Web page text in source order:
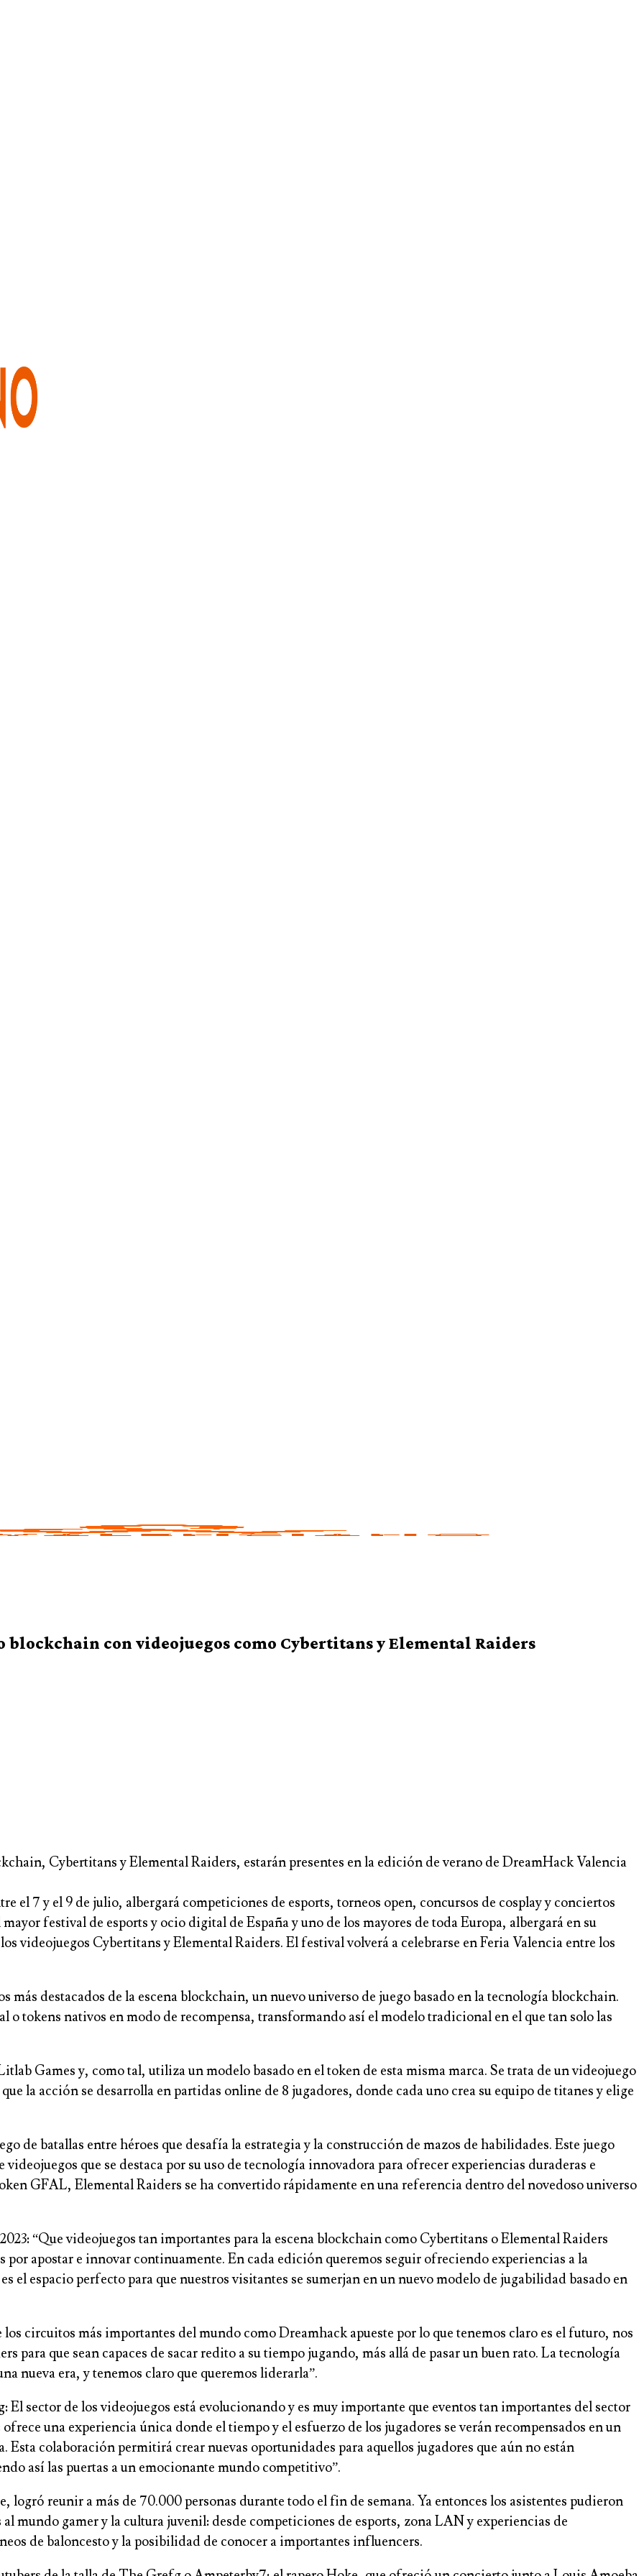
blockchain con videojuegos como Cybertitans y Elemental Raiders
Cybertitans y Elemental Raiders, estarán presentes en la edición de verano de DreamHack Valencia
el 7 y el 9 de julio, albergará competiciones de esports, torneos open, concursos de cosplay y conciertos
festival de esports y ocio digital de España y uno de los mayores de toda Europa, albergará en su
videojuegos Cybertitans y Elemental Raiders. El festival volverá a celebrarse en Feria Valencia entre los
más destacados de la escena blockchain, un nuevo universo de juego basado en la tecnología blockchain.
o tokens nativos en modo de recompensa, transformando así el modelo tradicional en el que tan solo las
Games y, como tal, utiliza un modelo basado en el token de esta misma marca. Se trata de un videojuego
la acción se desarrolla en partidas online de 8 jugadores, donde cada uno crea su equipo de titanes y elige
de batallas entre héroes que desafía la estrategia y la construcción de mazos de habilidades. Este juego
que se destaca por su uso de tecnología innovadora para ofrecer experiencias duraderas e
GFAL, Elemental Raiders se ha convertido rápidamente en una referencia dentro del novedoso universo
“Que videojuegos tan importantes para la escena blockchain como Cybertitans o Elemental Raiders
por apostar e innovar continuamente. En cada edición queremos seguir ofreciendo experiencias a la
el espacio perfecto para que nuestros visitantes se sumerjan en un nuevo modelo de jugabilidad basado en
circuitos más importantes del mundo como Dreamhack apueste por lo que tenemos claro es el futuro, nos
para que sean capaces de sacar redito a su tiempo jugando, más allá de pasar un buen rato. La tecnología
nueva era, y tenemos claro que queremos liderarla”.
sector de los videojuegos está evolucionando y es muy importante que eventos tan importantes del sector
una experiencia única donde el tiempo y el esfuerzo de los jugadores se verán recompensados en un
colaboración permitirá crear nuevas oportunidades para aquellos jugadores que aún no están
así las puertas a un emocionante mundo competitivo”.
logró reunir a más de 70.000 personas durante todo el fin de semana. Ya entonces los asistentes pudieron
mundo gamer y la cultura juvenil: desde competiciones de esports, zona LAN y experiencias de
de baloncesto y la posibilidad de conocer a importantes influencers.